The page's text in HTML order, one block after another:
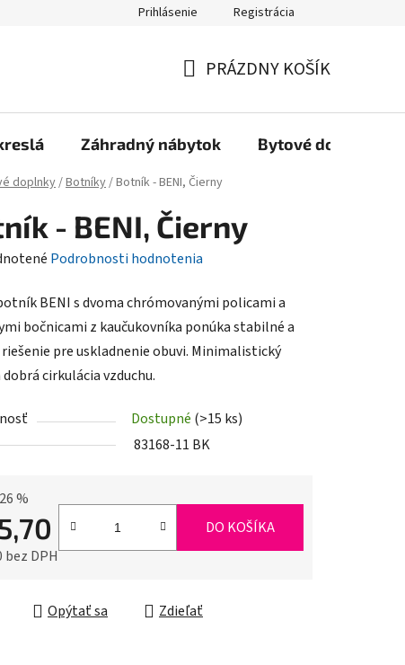
Reklamačný poriadok, Záručné podmienky Reklamačný formulár
Prihlásenie Registrácia
KOŠÍK
PRÁZDNY KOŠÍK
Záhradný nábytok Bytové doplnky
doplnky/Botníky/Botník - BENI, Čierny
- BENI, Čierny
Podrobnosti hodnotenia
BENI s dvoma chrómovanými policami a
bočnicami z kaučukovníka ponúka stabilné a
pre uskladnenie obuvi. Minimalistický
cirkulácia vzduchu.
Dostupné (>15 ks)
83168-11 BK
%
bez DPH
DO KOŠÍKA
Opýtať sa Zdieľať